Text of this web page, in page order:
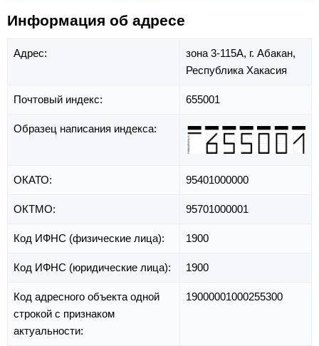
Информация об адресе
Адрес: зона 3-115А, г. Абакан,
Республика Хакасия
Почтовый индекс: 655001
Образец написания индекса:
ОКАТО: 95401000000
ОКТМО: 95701000001
Код ИФНС (физические лица): 1900
Код ИФНС (юридические лица): 1900
Код адресного объекта одной
строкой с признаком
актуальности:
19000001000255300